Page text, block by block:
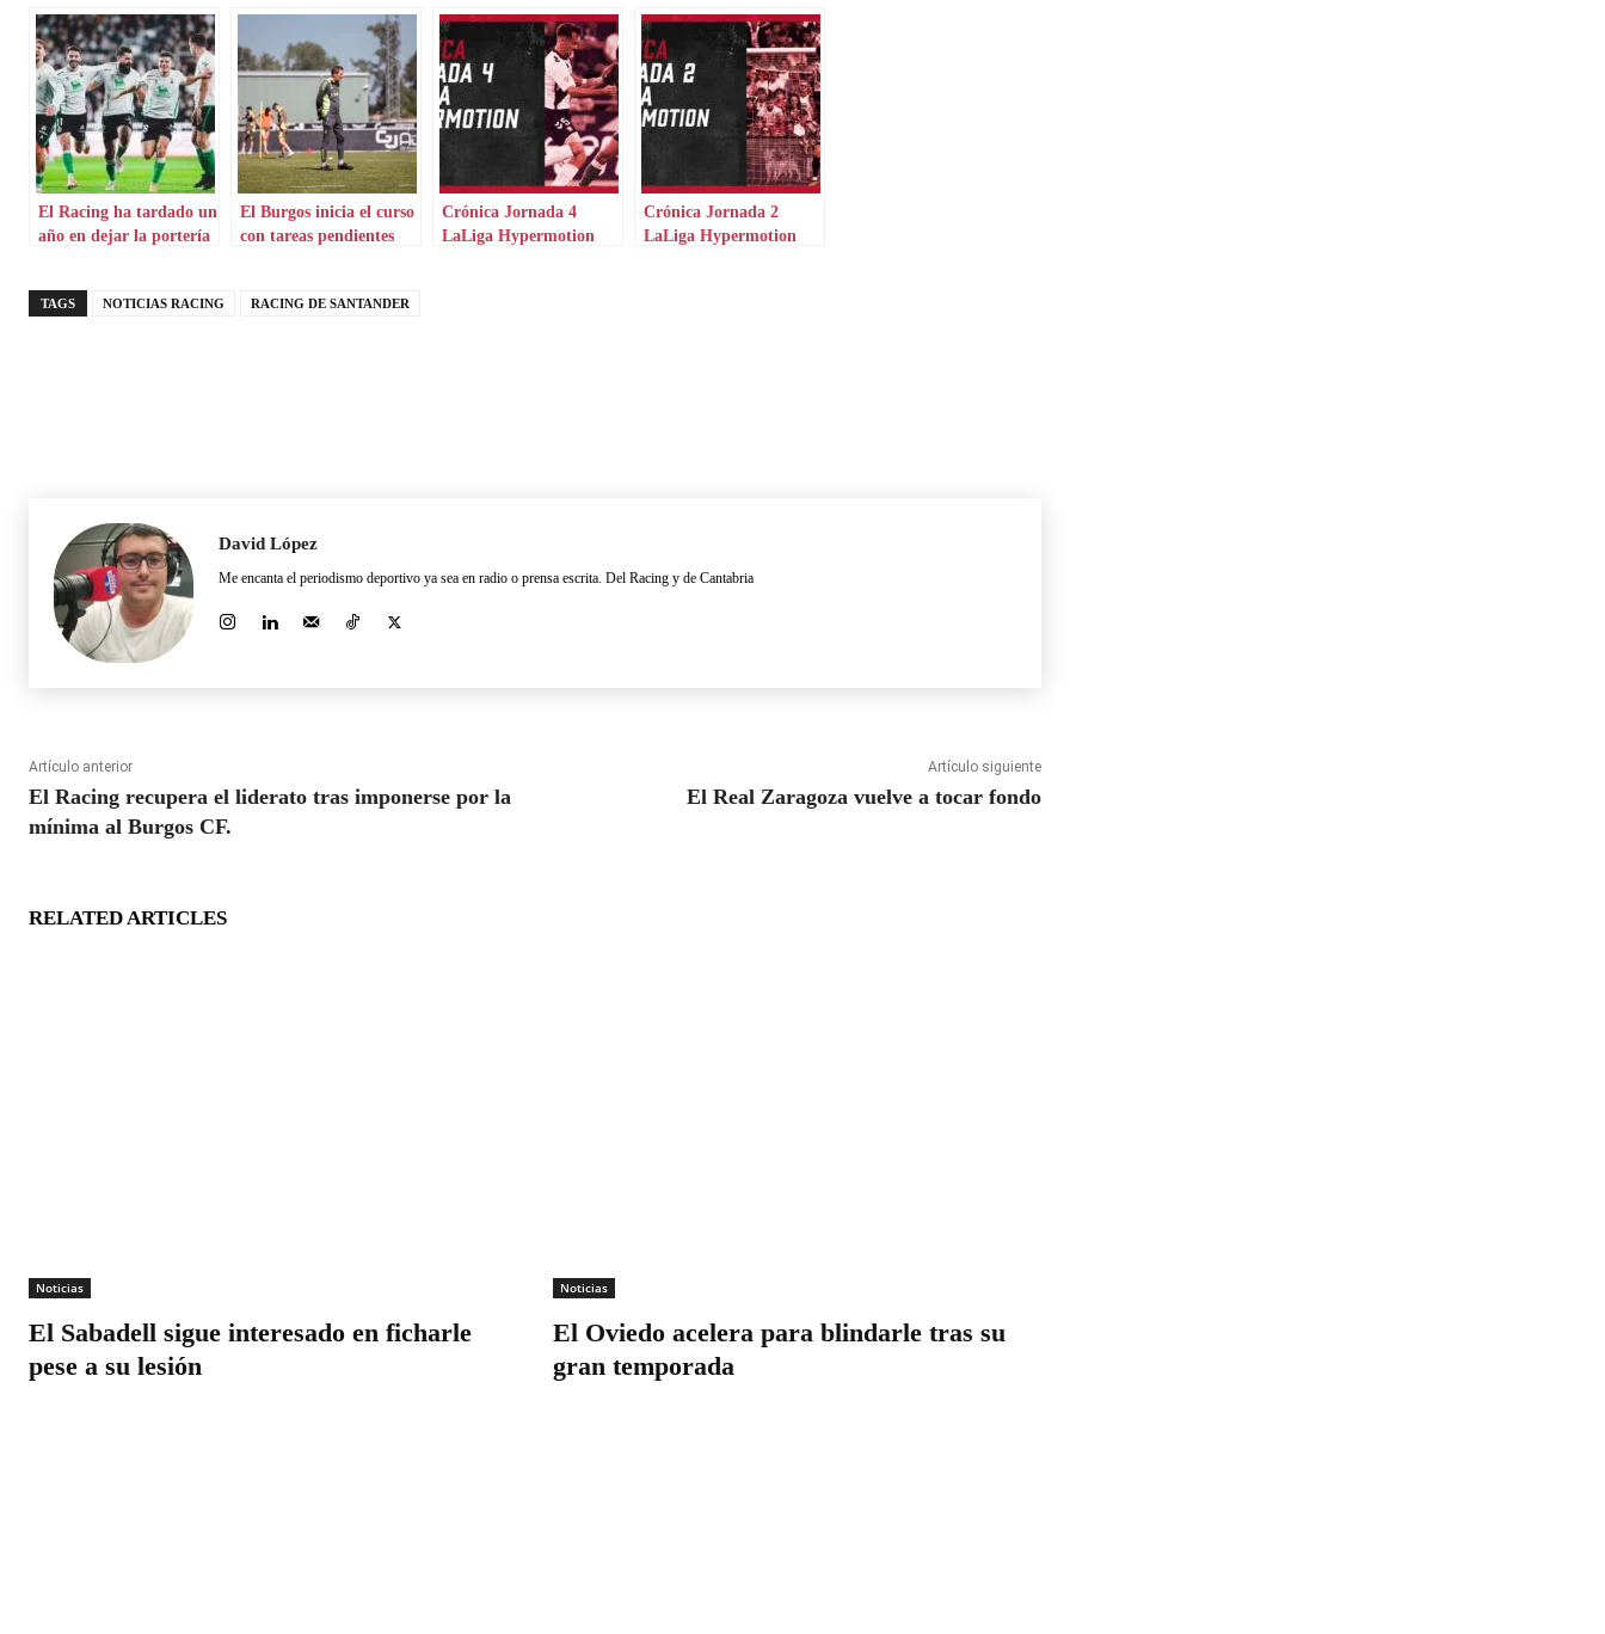
El Racing ha tardado un
año en dejar la portería
El Burgos inicia el curso
con tareas pendientes
Crónica Jornada 4
LaLiga Hypermotion
Crónica Jornada 2
LaLiga Hypermotion
TAGS NOTICIAS RACING RACING DE SANTANDER
David López
Me encanta el periodismo deportivo ya sea en radio o prensa escrita. Del Racing y de Cantabria
Artículo anterior
El Racing recupera el liderato tras imponerse por la
mínima al Burgos CF.
Artículo siguiente
El Real Zaragoza vuelve a tocar fondo
RELATED ARTICLES
Noticias
El Sabadell sigue interesado en ficharle
pese a su lesión
Noticias
El Oviedo acelera para blindarle tras su
gran temporada